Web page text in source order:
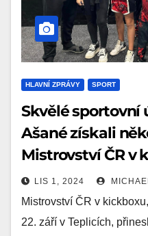
HLAVNÍ ZPRÁVY SPORT
Skvělé sportovní
Ašané získali
Mistrovství ČR v
LIS 1, 2024
Mistrovství ČR v
22. září v Teplicích,